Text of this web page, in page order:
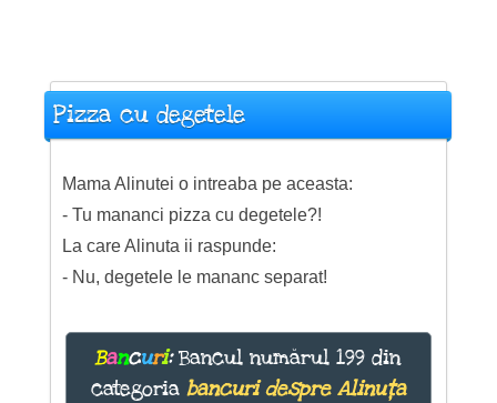
Pizza cu degetele
Mama Alinutei o intreaba pe aceasta:
- Tu mananci pizza cu degetele?!
La care Alinuta ii raspunde:
- Nu, degetele le mananc separat!
Bancuri:Bancul numărul 199 din
categoria bancuri despre Alinuța